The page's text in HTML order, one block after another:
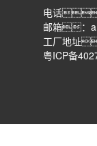
电话
邮箱：
工厂地址
粤ICP备